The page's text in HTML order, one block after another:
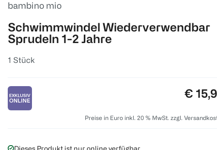
bambino mio
Schwimmwindel Wiederverwendbar
Sprudeln 1-2 Jahre
1 Stück
Preis:
€
Preise in Euro inkl. 20 % MwSt. zzgl.
Dieses Produkt ist nur online verfügbar